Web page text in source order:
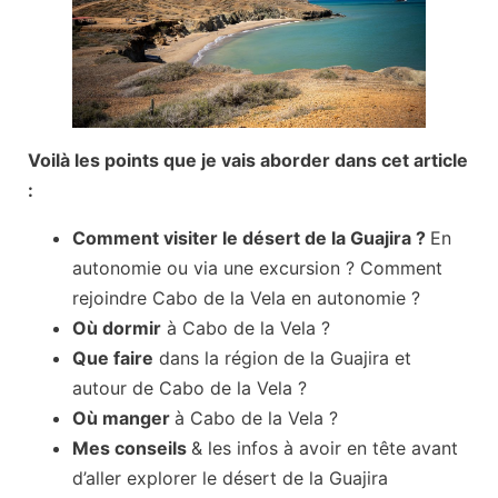
Voilà les points que je vais aborder dans cet article
:
Comment visiter le désert de la Guajira ? En
autonomie ou via une excursion ? Comment
rejoindre Cabo de la Vela en autonomie ?
Où dormir à Cabo de la Vela ?
Que faire dans la région de la Guajira et
autour de Cabo de la Vela ?
Où manger à Cabo de la Vela ?
Mes conseils & les infos à avoir en tête avant
d’aller explorer le désert de la Guajira